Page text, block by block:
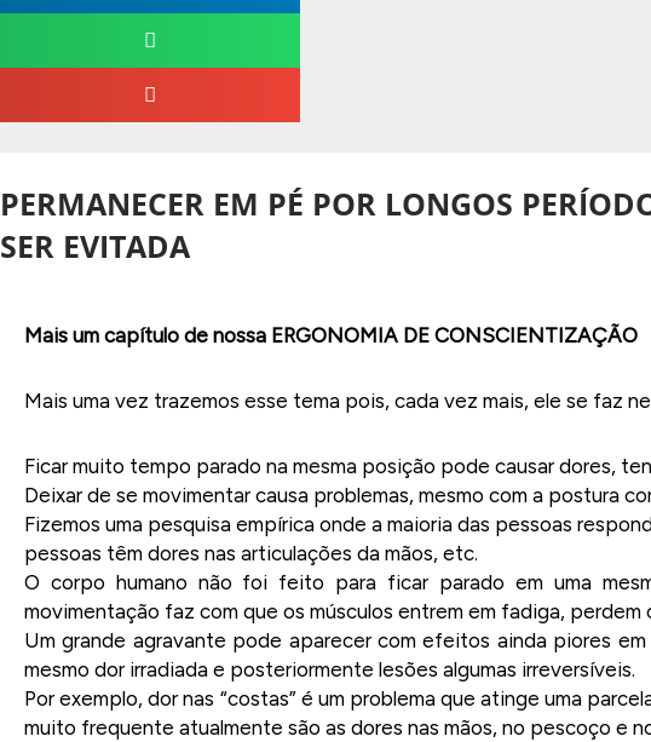
PERMANECER EM PÉ POR LONGOS
SER EVITADA
Mais um capítulo de nossa ERGONOMIA DE CONSCIENTIZAÇÃO
Mais uma vez trazemos esse tema pois, cada vez mais, ele se faz
Ficar muito tempo parado na mesma posição pode causar dores,
Deixar de se movimentar causa problemas, mesmo com a postura
Fizemos uma pesquisa empírica onde a maioria das pessoas
pessoas têm dores nas articulações da mãos, etc.
O corpo humano não foi feito para ficar parado em uma
movimentação faz com que os músculos entrem em fadiga, perdem
Um grande agravante pode aparecer com efeitos ainda piores
mesmo dor irradiada e posteriormente lesões algumas irreversíveis.
Por exemplo, dor nas “costas” é um problema que atinge uma
muito frequente atualmente são as dores nas mãos, no pescoço e